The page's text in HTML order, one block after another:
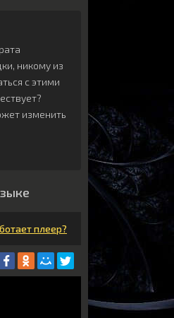
никому из
с этими
изменить
плеер?